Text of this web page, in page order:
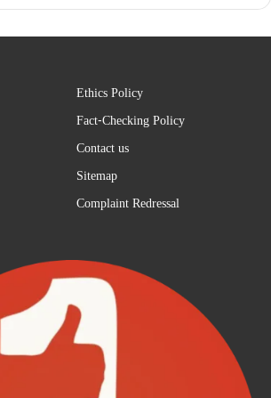
Ethics Policy
Fact-Checking Policy
Contact us
Sitemap
Complaint Redressal